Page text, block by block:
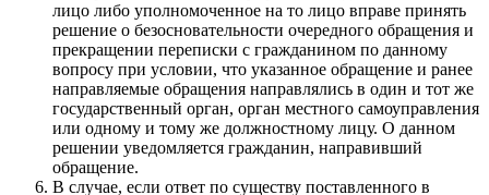
лицо либо уполномоченное на то лицо вправе принять
решение о безосновательности очередного обращения и
прекращении переписки с гражданином по данному
вопросу при условии, что указанное обращение и ранее
направляемые обращения направлялись в один и тот же
государственный орган, орган местного самоуправления
или одному и тому же должностному лицу. О данном
решении уведомляется гражданин, направивший
обращение.
В случае, если ответ по существу поставленного в